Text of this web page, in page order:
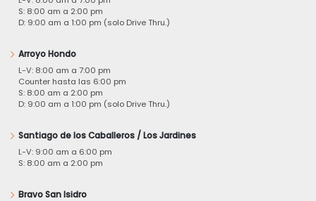
S: 8:00 am a 2:00 pm
D: 9:00 am a 1:00 pm (solo Drive Thru.)
Arroyo Hondo
L-V: 8:00 am a 7:00 pm
Counter hasta las 6:00 pm
S: 8:00 am a 2:00 pm
D: 9:00 am a 1:00 pm (solo Drive Thru.)
Santiago de los Caballeros / Los Jardines
L-V: 9:00 am a 6:00 pm
S: 8:00 am a 2:00 pm
Bravo San Isidro